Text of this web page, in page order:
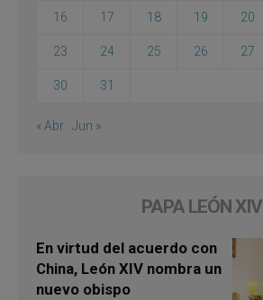
16 17 18 19 20
23 24 25 26 27
30 31
« Abr Jun »
PAPA LEÓN XIV
En virtud del acuerdo con
China, León XIV nombra un
nuevo obispo